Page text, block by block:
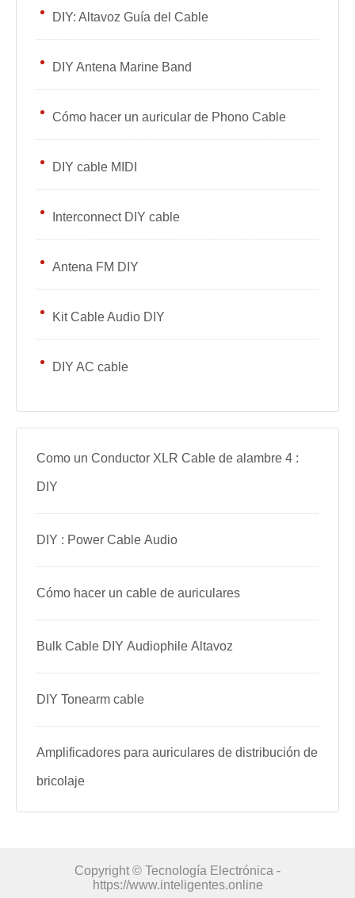
DIY: Altavoz Guía del Cable
DIY Antena Marine Band
Cómo hacer un auricular de Phono Cable
DIY cable MIDI
Interconnect DIY cable
Antena FM DIY
Kit Cable Audio DIY
DIY AC cable
Como un Conductor XLR Cable de alambre 4 :
DIY
DIY : Power Cable Audio
Cómo hacer un cable de auriculares
Bulk Cable DIY Audiophile Altavoz
DIY Tonearm cable
Amplificadores para auriculares de distribución de
bricolaje
Copyright © Tecnología Electrónica -
https://www.inteligentes.online